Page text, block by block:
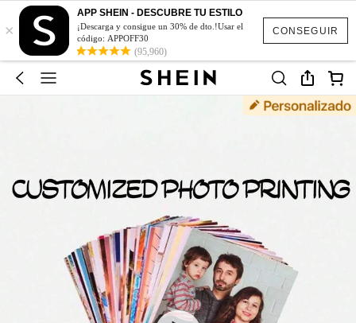
CONSEGUIR
×
APP SHEIN - DESCUBRE TU ESTILO
¡Descarga y consigue un 30% de dto.!Usar el
código: APPOFF30
(95,960)